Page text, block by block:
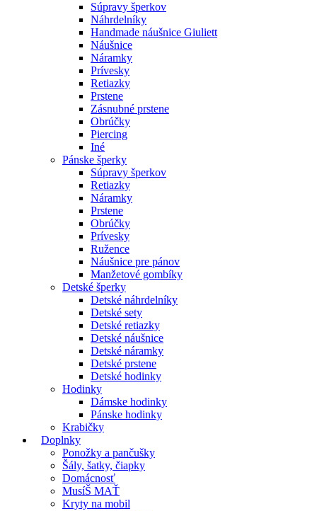
Súpravy šperkov
Náhrdelníky
Handmade náušnice Giuliett
Náušnice
Náramky
Prívesky
Retiazky
Prstene
Zásnubné prstene
Obrúčky
Piercing
Iné
Pánske šperky
Súpravy šperkov
Retiazky
Náramky
Prstene
Obrúčky
Prívesky
Ružence
Náušnice pre pánov
Manžetové gombíky
Detské šperky
Detské náhrdelníky
Detské sety
Detské retiazky
Detské náušnice
Detské náramky
Detské prstene
Detské hodinky
Hodinky
Dámske hodinky
Pánske hodinky
Krabičky
Doplnky
Ponožky a pančušky
Šály, šatky, čiapky
Domácnosť
MusíŠ MAŤ
Kryty na mobil